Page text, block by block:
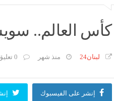
كأس العالم..
لبنان24 منذ شهر 0 تعليق
إنشر على الفيسبوك